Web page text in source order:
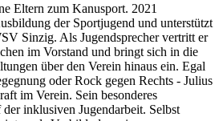
Eltern zum Kanusport. 2021
der Sportjugend und unterstützt
Sinzig. Als Jugendsprecher vertritt er
im Vorstand und bringt sich in die
über den Verein hinaus ein. Egal
oder Rock gegen Rechts - Julius
im Verein. Sein besonderes
inklusiven Jugendarbeit. Selbst